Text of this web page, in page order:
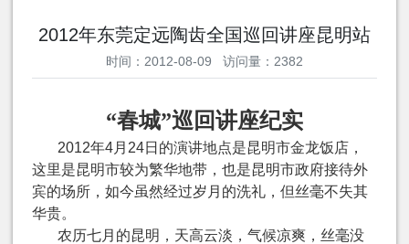
2012年东莞定远陶齿全国巡回讲座昆明站
时间：2012-08-09 访问量：2382
“春城”巡回讲座纪实
2012年4月 24日的演讲地点是昆明市金龙饭店，
这里是昆明市较为繁华地带，也是昆明市政府接待外
宾的场所，如今虽然经过岁月的洗礼，但丝毫不失其
华贵。
农历七月的昆明，天高云淡，气候凉爽，丝毫没